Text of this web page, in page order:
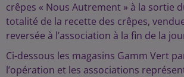
crêpes « Nous Autrement » à la sortie
totalité de la recette des crêpes,
reversée à l’association à la fin de la
Ci-dessous les magasins Gamm Vert
l’opération et les associations